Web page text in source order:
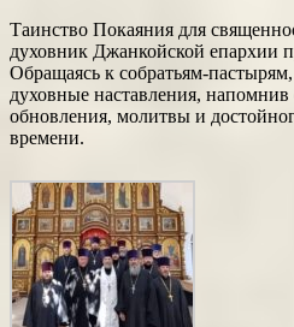
Таинство Покаяния для
духовник Джанкойской епархии
Обращаясь к собратьям-
духовные наставления,
обновления, молитвы и
времени.